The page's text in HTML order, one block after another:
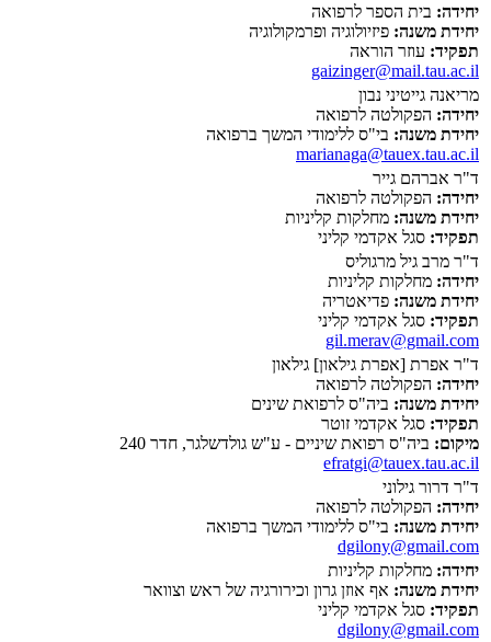
יחידה: בית הספר לרפואה
יחידת משנה: פיזיולוגיה ופרמקולוגיה
תפקיד: עוזר הוראה
gaizinger@mail.tau.ac.il
מריאנה גייטיני נבון
יחידה: הפקולטה לרפואה
יחידת משנה: בי"ס ללימודי המשך ברפואה
marianaga@tauex.tau.ac.il
ד"ר אברהם גייר
יחידה: הפקולטה לרפואה
יחידת משנה: מחלקות קליניות
תפקיד: סגל אקדמי קליני
ד"ר מרב גיל מרגוליס
יחידה: מחלקות קליניות
יחידת משנה: פדיאטריה
תפקיד: סגל אקדמי קליני
gil.merav@gmail.com
ד"ר אפרת [אפרת גילאון] גילאון
יחידה: הפקולטה לרפואה
יחידת משנה: ביה"ס לרפואת שינים
תפקיד: סגל אקדמי זוטר
מיקום: ביה"ס רפואת שיניים - ע"ש גולדשלגר, חדר 240
efratgi@tauex.tau.ac.il
ד"ר דרור גילוני
יחידה: הפקולטה לרפואה
יחידת משנה: בי"ס ללימודי המשך ברפואה
dgilony@gmail.com
יחידה: מחלקות קליניות
יחידת משנה: אף אוזן גרון וכירורגיה של ראש וצוואר
תפקיד: סגל אקדמי קליני
dgilony@gmail.com